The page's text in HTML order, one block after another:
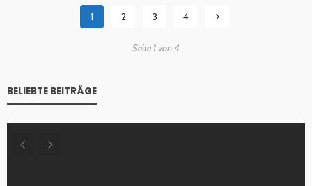
1 2 3 4
Seite 1 von 4
BELIEBTE BEITRÄGE